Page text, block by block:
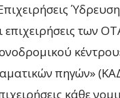
επιχειρήσεις των
πηγών»
κάθε